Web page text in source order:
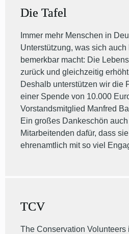
Die Tafel
Immer mehr Menschen in
Unterstützung, was sich auch
bemerkbar macht: Die
zurück und gleichzeitig
Deshalb unterstützen wir die
einer Spende von 10.000
Vorstandsmitglied Manfred
Ein großes Dankeschön
Mitarbeitenden dafür, dass sie
ehrenamtlich mit so viel
TCV
The Conservation Volunteers